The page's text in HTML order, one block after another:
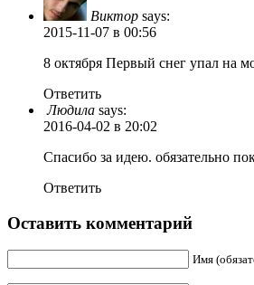
Виктор says:
2015-11-07 в 00:56
8 октября Первый снег упал на
Ответить
Людила says:
2016-04-02 в 20:02
Спасибо за идею. обязательно
Ответить
Оставить комментарий
Имя